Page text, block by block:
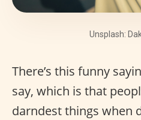
Unsplash:
There’s this funny
say, which is that
darndest things when